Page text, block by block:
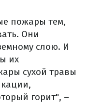
пожары тем,
Они
слою. И
их
сухой травы
горит", –